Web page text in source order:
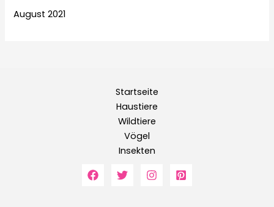
August 2021
Startseite
Haustiere
Wildtiere
Vögel
Insekten